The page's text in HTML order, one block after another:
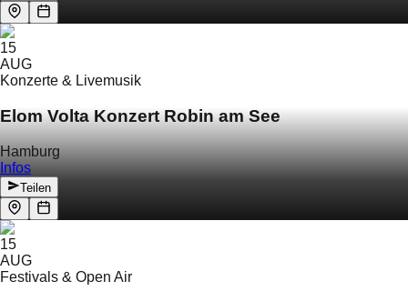
15
AUG
Konzerte & Livemusik
Elom Volta Konzert Robin am See
Hamburg
Infos
Teilen
15
AUG
Festivals & Open Air